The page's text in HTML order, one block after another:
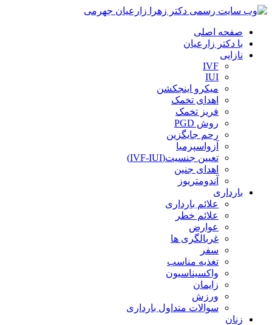
صفحه اصلی
با دکتر زارعیان
نازایی
IVF
IUI
میکرو اینجکشن
اهدای تخمک
فریز تخمک
روش PGD
رحم جایگزین
آزواسپرمیا
تعیین جنسیت(IVF-IUI)
اهدای جنین
آندومتریوز
بارداری
علائم بارداری
علائم خطر
عوارض
غربالگری ها
سفر
تغذیه مناسب
واکسیناسیون
زایمان
ورزش
سوالات متداول بارداری
زنان